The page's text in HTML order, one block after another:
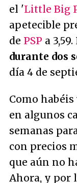
el 'Little Big
apetecible
de PSP a
durante dos
día 4 de
Como
en algunos
semanas
con precios
que aún no
Ahora, y por